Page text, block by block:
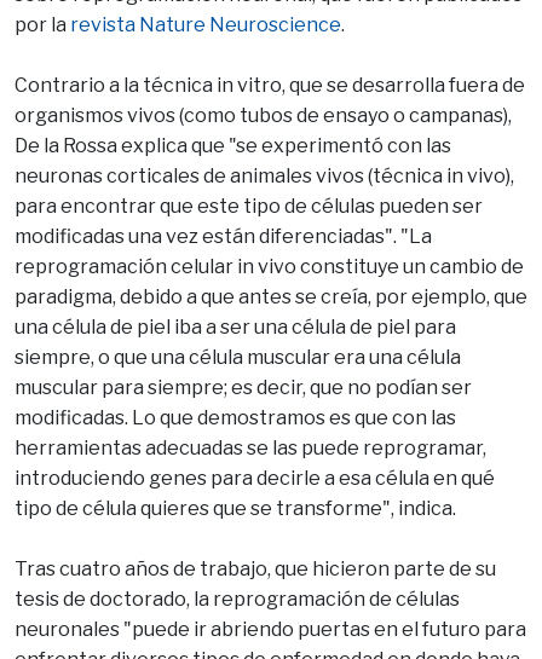
por la revista Nature Neuroscience.
Contrario a la técnica in vitro, que se desarrolla fuera de
organismos vivos (como tubos de ensayo o campanas),
De la Rossa explica que "se experimentó con las
neuronas corticales de animales vivos (técnica in vivo),
para encontrar que este tipo de células pueden ser
modificadas una vez están diferenciadas". "La
reprogramación celular in vivo constituye un cambio de
paradigma, debido a que antes se creía, por ejemplo, que
una célula de piel iba a ser una célula de piel para
siempre, o que una célula muscular era una célula
muscular para siempre; es decir, que no podían ser
modificadas. Lo que demostramos es que con las
herramientas adecuadas se las puede reprogramar,
introduciendo genes para decirle a esa célula en qué
tipo de célula quieres que se transforme", indica.
Tras cuatro años de trabajo, que hicieron parte de su
tesis de doctorado, la reprogramación de células
neuronales "puede ir abriendo puertas en el futuro para